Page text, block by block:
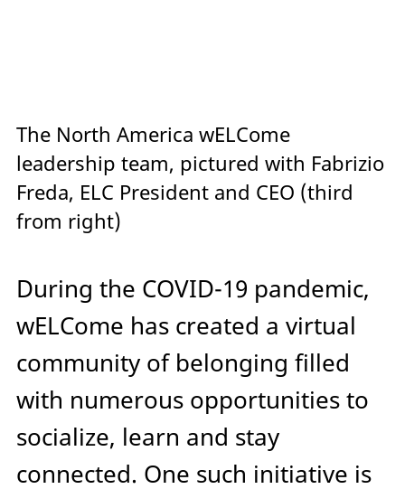
The North America wELCome
leadership team, pictured with Fabrizio
Freda, ELC President and CEO (third
from right)
During the COVID-19 pandemic,
wELCome has created a virtual
community of belonging filled
with numerous opportunities to
socialize, learn and stay
connected. One such initiative is